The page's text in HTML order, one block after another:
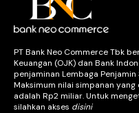
PT Bank Neo Commerce Tbk
Keuangan (OJK) dan Bank
penjaminan Lembaga Penjamin
Maksimum nilai simpanan
adalah Rp2 miliar. Untuk
silahkan akses disini